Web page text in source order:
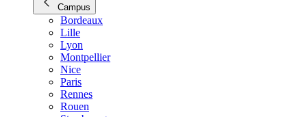
Campus
Bordeaux
Lille
Lyon
Montpellier
Nice
Paris
Rennes
Rouen